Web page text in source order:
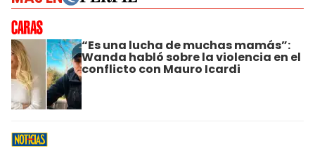
“Es una lucha de muchas mamás”:
Wanda habló sobre la violencia en el
conflicto con Mauro Icardi